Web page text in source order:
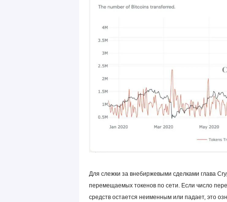
Для слежки за внебиржевыми сделками глава
перемещаемых токенов по сети. Если число
средств остается неименным или падает, это